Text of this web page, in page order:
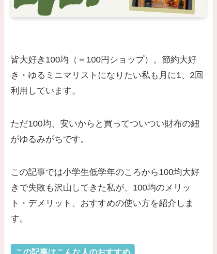
皆大好き100均（＝100円ショップ）。節約大好
き・ゆるミニマリストになりたい私も月に1、2回
利用しています。
ただ100均、安いからと買ってついつい財布の紐
がゆるみがちです。
この記事では小学生低学年のころから100均大好
きで失敗も沢山してきた私が、100均のメリッ
ト・デメリット、おすすめの使い方を紹介しま
す。